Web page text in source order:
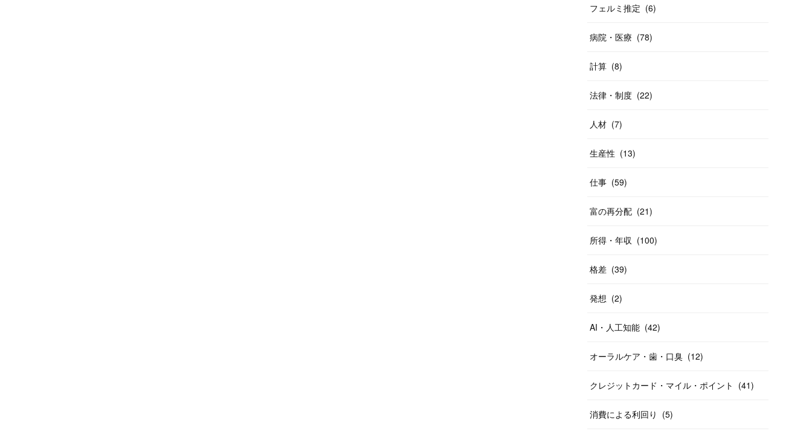
フェルミ推定 (6)
病院・医療 (78)
計算 (8)
法律・制度 (22)
人材 (7)
生産性 (13)
仕事 (59)
富の再分配 (21)
所得・年収 (100)
格差 (39)
発想 (2)
AI・人工知能 (42)
オーラルケア・歯・口臭 (12)
クレジットカード・マイル・ポイント (41)
消費による利回り (5)